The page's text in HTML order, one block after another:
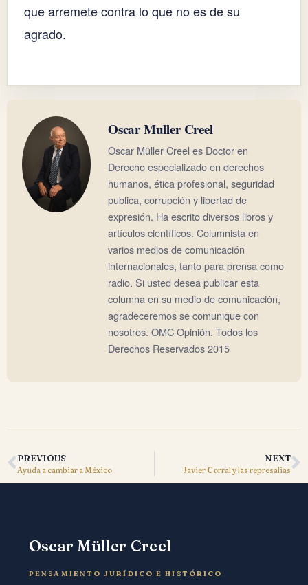
que arremete contra lo que no es de su
agrado.
Oscar Muller Creel
Oscar Müller Creel es Doctor en
Derecho especializado en derechos
humanos, ética profesional, seguridad
publica, corrupción y libertad de
expresión. Ha escrito diversos libros y
artículos científicos. Columnista en
varios medios de comunicación
internacionales, tanto para prensa como
radio. Si usted desea publicar esta
columna en su medio de comunicación,
agradeceremos se comunique con
nosotros. OMC Opinión. Todos los
Derechos Reservados 2015
PREVIOUS
Ayuda a cambiar a México
NEXT
Javier Corral y las represalias
Oscar Müller Creel
PENSAMIENTO JURÍDICO E HISTÓRICO